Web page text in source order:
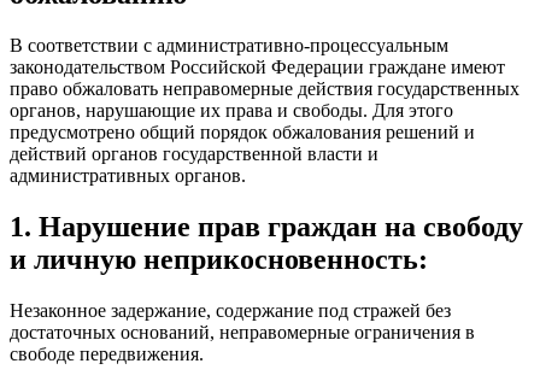
В соответствии с административно-процессуальным
законодательством Российской Федерации граждане имеют
право обжаловать неправомерные действия государственных
органов, нарушающие их права и свободы. Для этого
предусмотрено общий порядок обжалования решений и
действий органов государственной власти и
административных органов.
1. Нарушение прав граждан на свободу
и личную неприкосновенность:
Незаконное задержание, содержание под стражей без
достаточных оснований, неправомерные ограничения в
свободе передвижения.